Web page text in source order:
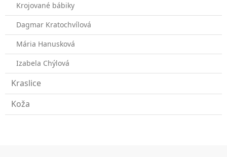
Krojované bábiky
Dagmar Kratochvílová
Mária Hanusková
Izabela Chýlová
Kraslice
Koža